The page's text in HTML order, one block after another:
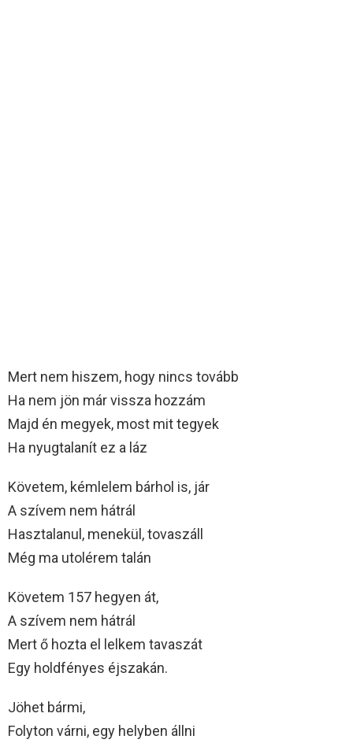
Mert nem hiszem, hogy nincs tovább
Ha nem jön már vissza hozzám
Majd én megyek, most mit tegyek
Ha nyugtalanít ez a láz
Követem, kémlelem bárhol is, jár
A szívem nem hátrál
Hasztalanul, menekül, tovaszáll
Még ma utolérem talán
Követem 157 hegyen át,
A szívem nem hátrál
Mert ő hozta el lelkem tavaszát
Egy holdfényes éjszakán.
Jöhet bármi,
Folyton várni, egy helyben állni